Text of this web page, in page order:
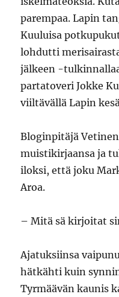
parempaa. Lapin
Kuuluisa
lohdutti
jälkeen -
partatoveri Jokke
viiltävällä Lapin
Bloginpitäjä
muistikirjaansa ja
iloksi, että joku
Aroa.
– Mitä sä kirjoitat
Ajatuksiinsa
hätkähti kuin
Tyrmäävän kaunis